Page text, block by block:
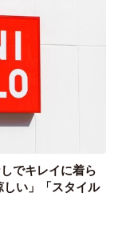
でキレイに着ら
い」「スタイル